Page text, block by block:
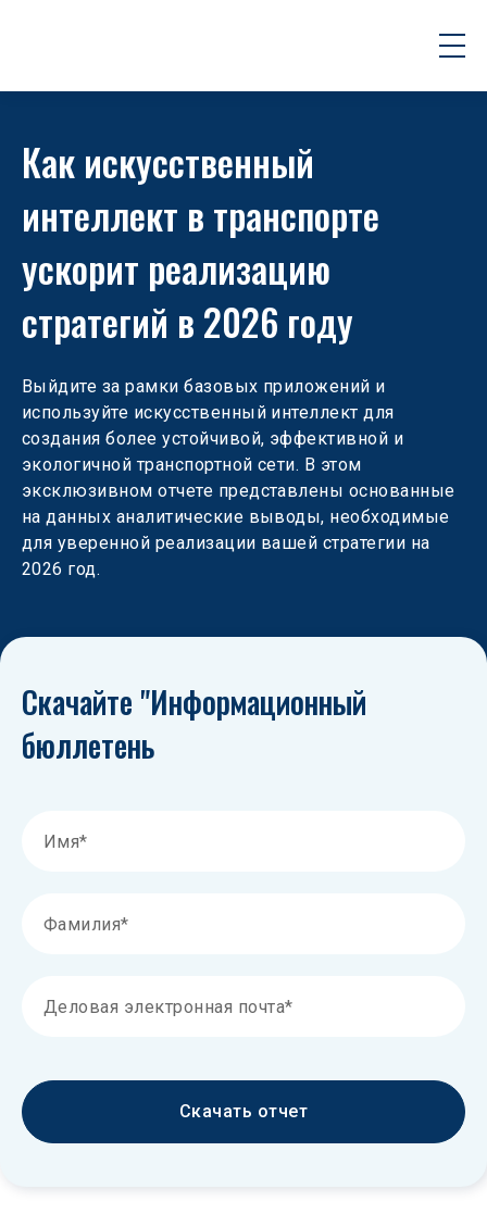
Как искусственный
интеллект в транспорте
ускорит реализацию
стратегий в 2026 году
Выйдите за рамки базовых приложений и
используйте искусственный интеллект для
создания более устойчивой, эффективной и
экологичной транспортной сети. В этом
эксклюзивном отчете представлены основанные
на данных аналитические выводы, необходимые
для уверенной реализации вашей стратегии на
2026 год.
Скачайте "Информационный
бюллетень
Скачать отчет